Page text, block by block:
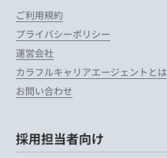
ご利用規約
プライバシーポリシー
運営会社
カラフルキャリアエージェントとは
お問い合わせ
採用担当者向け